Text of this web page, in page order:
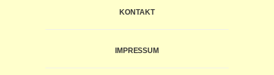
KONTAKT
IMPRESSUM